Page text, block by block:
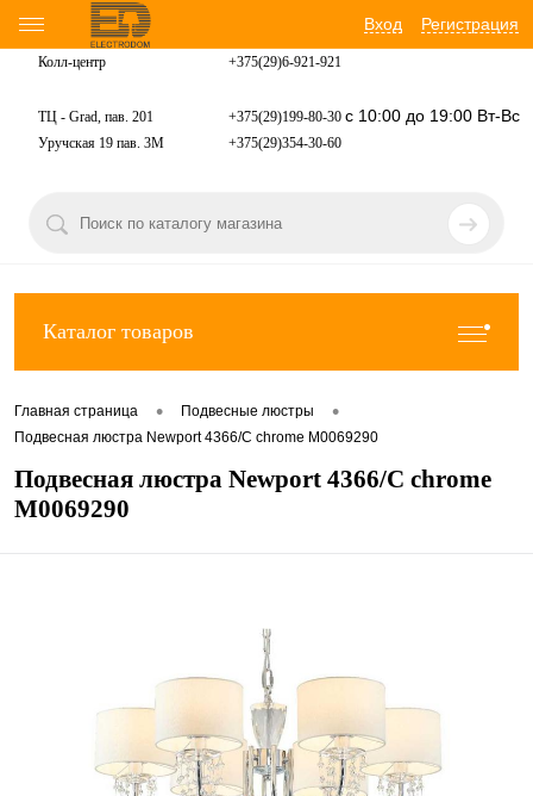
Вход Регистрация
Колл-центр +375(29)6-921-921
ТЦ - Grad, пав. 201 +375(29)199-80-30 с 10:00 до 19:00 Вт-Вс
Уручская 19 пав. 3М +375(29)354-30-60
Каталог товаров
Главная страница • Подвесные люстры •
Подвесная люстра Newport 4366/C chrome М0069290
Подвесная люстра Newport 4366/C chrome
М0069290